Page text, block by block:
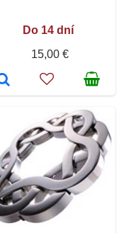
Do 14 dní
15,00 €